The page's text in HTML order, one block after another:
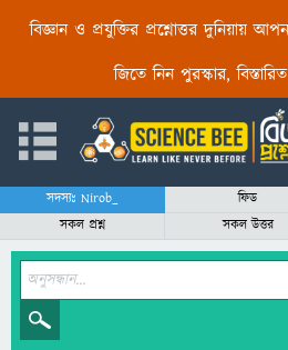
বিজ্ঞান ও প্রযুক্তির প্রশ্নোত্তর দুনিয়ায়
জিতে নিন পুরস্কার, বিস্তারিত
সদস্যঃ Nirob_ ফিড
সকল প্রশ্ন
সকল উত্তর